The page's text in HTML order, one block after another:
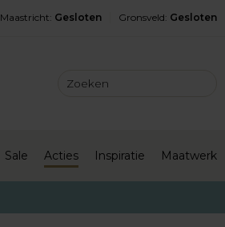
Maastricht: Gesloten Gronsveld: Gesloten
Sale Acties Inspiratie Maatwerk